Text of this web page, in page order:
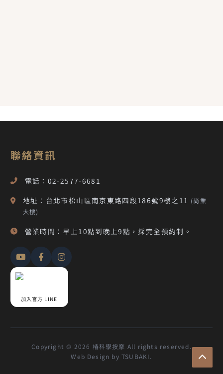
聯絡資訊
電話：02-2577-6681
地址：台北市松山區南京東路四段186號9樓之11 (尚業
大樓)
營業時間：早上10點到晚上9點，採完全預約制。
加入官方 LINE
Copyright © 2026 椿科學按摩 All rights reserved.
Web Design by TSUBAKI.